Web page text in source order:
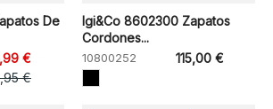
De
€
€
Igi&Co 8602300 Zapatos
Cordones...
10800252 115,00 €